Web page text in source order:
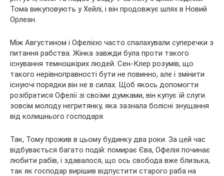
Тома викуповують у Хейлі, і він продовжує шлях в Новий
Орлеан.
Між Августином і Офелією часто спалахували суперечки з
питання рабства. Жінка завжди була проти такого
існування темношкірих людей. Сен-Клер розумів, що
такого нерівноправності бути не повинно, але і змінити
існуючі порядки він не в силах. Щоб якось допомогти
розібратися Офелії зі своїми думками, він купує їй слуги
зовсім молоду негритянку, яка зазнала болісні знущання
від колишнього господаря.
Так, Тому прожив в цьому будинку два роки. За цей час
відбувається багато подій: помирає Єва, Офелія починає
любити рабів, і здавалося, що ось свобода вже близька,
так як господар вирішив відпустити старого раба на